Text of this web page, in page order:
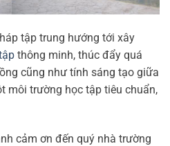
tập trung hướng tới xây
thông minh, thúc đẩy quá
cũng như tính sáng tạo giữa
môi trường học tập tiêu chuẩn,
cảm ơn đến quý nhà trường